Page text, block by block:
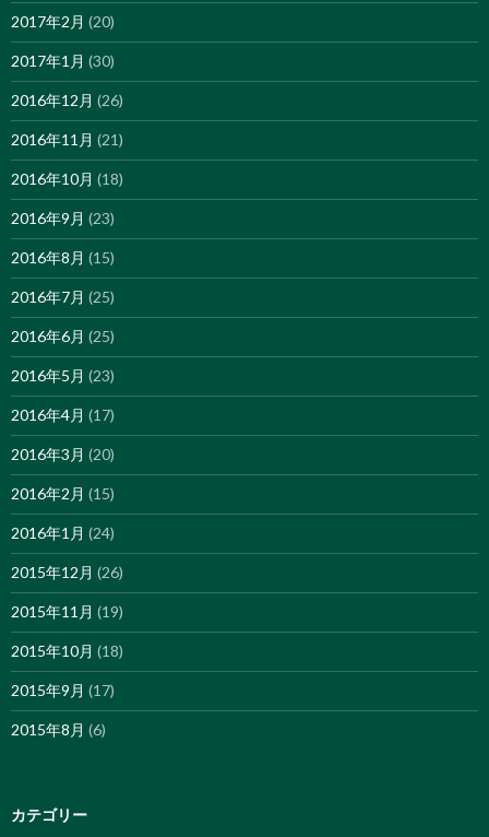
2017年2月 (20)
2017年1月 (30)
2016年12月 (26)
2016年11月 (21)
2016年10月 (18)
2016年9月 (23)
2016年8月 (15)
2016年7月 (25)
2016年6月 (25)
2016年5月 (23)
2016年4月 (17)
2016年3月 (20)
2016年2月 (15)
2016年1月 (24)
2015年12月 (26)
2015年11月 (19)
2015年10月 (18)
2015年9月 (17)
2015年8月 (6)
カテゴリー